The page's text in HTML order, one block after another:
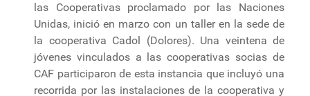
las Cooperativas proclamado por las Naciones
Unidas, inició en marzo con un taller en la sede de
la cooperativa Cadol (Dolores). Una veintena de
jóvenes vinculados a las cooperativas socias de
CAF participaron de esta instancia que incluyó una
recorrida por las instalaciones de la cooperativa y